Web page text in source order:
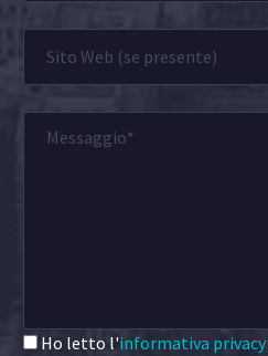
Ho letto l'informativa privacy